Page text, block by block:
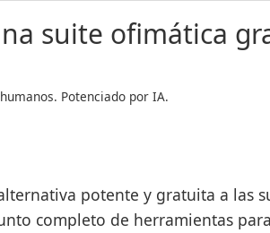
suite ofimática
Potenciado por IA.
potente y gratuita a las
completo de herramientas